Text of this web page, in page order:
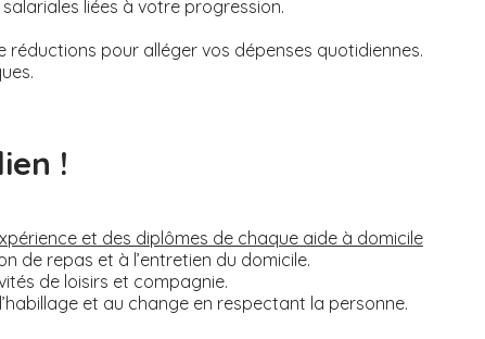
liées à votre progression.
pour alléger vos dépenses quotidiennes.
!
et des diplômes de chaque aide à domicile
de repas et à l’entretien du domicile.
de loisirs et compagnie.
et au change en respectant la personne.